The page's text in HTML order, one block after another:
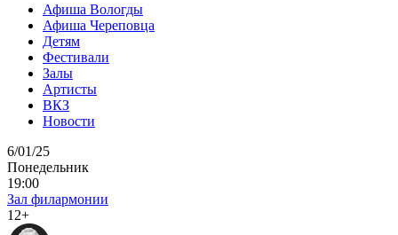
Афиша Вологды
Афиша Череповца
Детям
Фестивали
Залы
Артисты
ВКЗ
Новости
6/01/25
Понедельник
19:00
Зал филармонии
12+